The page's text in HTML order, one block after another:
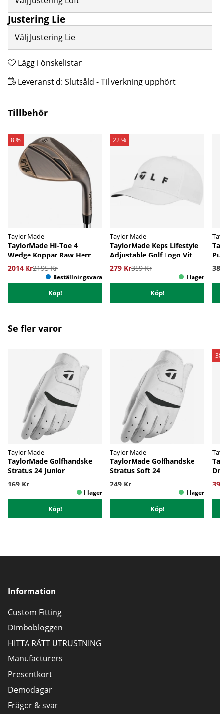
Justering Lie
Välj Justering Lie
Lägg i önskelistan
Leveranstid: Slutsåld - Tillverkning upphört
Tillbehör
8 %
Taylor Made
TaylorMade Hi-Toe 4
Wedge Koppar Raw Herr
2014 Kr2195 Kr
Köp!
22 %
Taylor Made
TaylorMade Keps Lifestyle
Adjustable Golf Logo Vit
279 Kr359 Kr
Köp!
Se fler varor
Taylor Made
TaylorMade Golfhandske
Stratus 24 Junior
169 Kr
Köp!
Taylor Made
TaylorMade Golfhandske
Stratus Soft 24
249 Kr
Köp!
Information
Custom Fitting
Dimbobloggen
HITTA RÄTT UTRUSTNING
Manufacturers
Presentkort
Demodagar
Frågor & svar